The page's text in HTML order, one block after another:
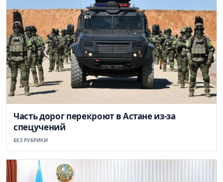
Часть дорог перекроют в Астане из-за
спецучений
БЕЗ РУБРИКИ